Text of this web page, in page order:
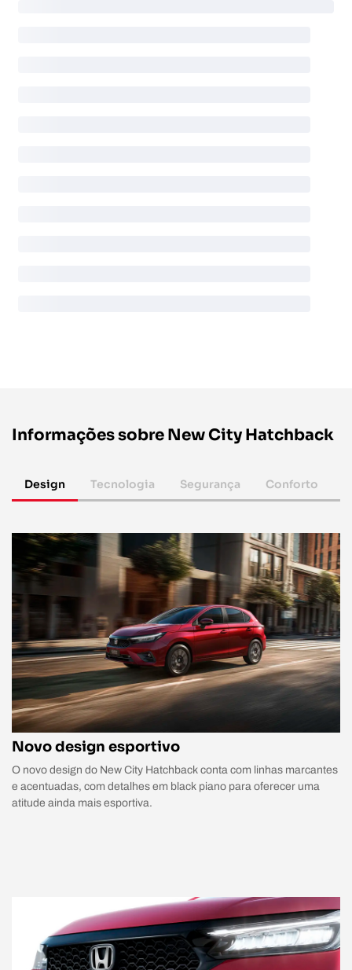
Informações sobre New City Hatchback
Design Tecnologia Segurança Conforto
Novo design esportivo
O novo design do New City Hatchback conta com linhas marcantes
e acentuadas, com detalhes em black piano para oferecer uma
atitude ainda mais esportiva.